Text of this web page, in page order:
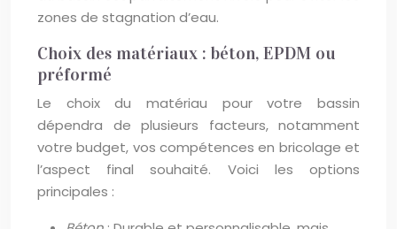
zones de stagnation d’eau.
Choix des matériaux : béton, EPDM ou
préformé
Le choix du matériau pour votre bassin
dépendra de plusieurs facteurs, notamment
votre budget, vos compétences en bricolage et
l’aspect final souhaité. Voici les options
principales :